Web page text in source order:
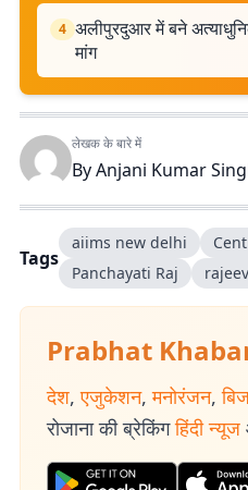
4 अलीपुरदुआर में बने
मांग
लेखक के बारे में
ByAnjani Kumar
Tags
aiims new delhi
Panchayati Raj
Prabhat
देश, एजुकेशन, मनोरंजन,
रोजाना की ब्रेकिंग हिंदी न्यूज